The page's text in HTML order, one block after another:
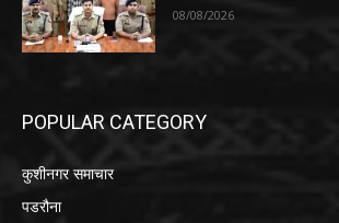
08/08/2026
POPULAR CATEGORY
कुशीनगर समाचार
पडरौना